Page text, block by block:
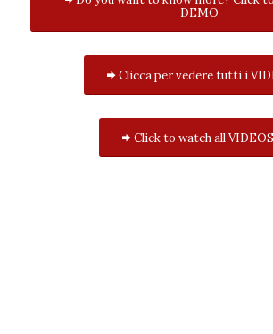
DEMO
Clicca per vedere tutti i
Click to watch all VIDEOS